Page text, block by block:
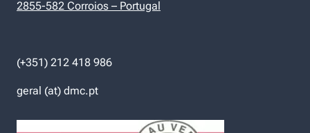
2855-582 Corroios – Portugal
(+351) 212 418 986
geral (at) dmc.pt